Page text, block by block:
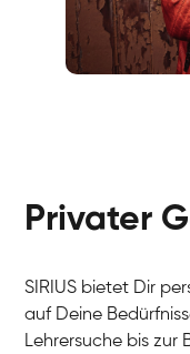
Gesang / Vocal
Anna
Gesang / Vocal
Gesang / Vocal
Gesang / Vocal
Privater
SIRIUS bietet Dir
auf Deine
Lehrersuche bis zur